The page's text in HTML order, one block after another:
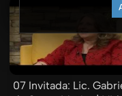
07 Invitada: Lic.